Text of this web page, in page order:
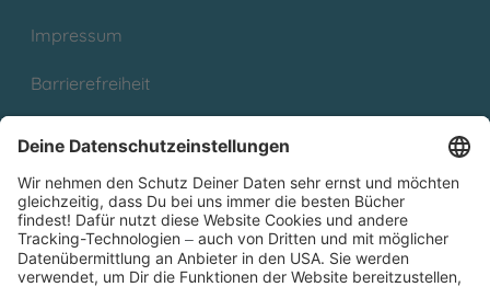
Impressum
Barrierefreiheit
Partnerprogramm (Affiliate)
Folge uns auf